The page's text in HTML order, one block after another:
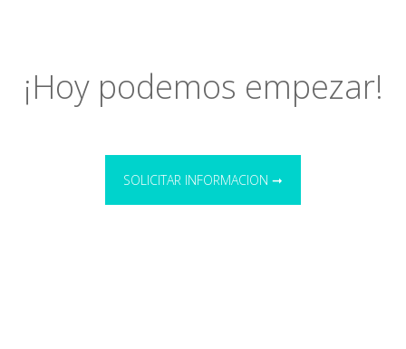
¡Hoy podemos empezar!
SOLICITAR INFORMACION ➞